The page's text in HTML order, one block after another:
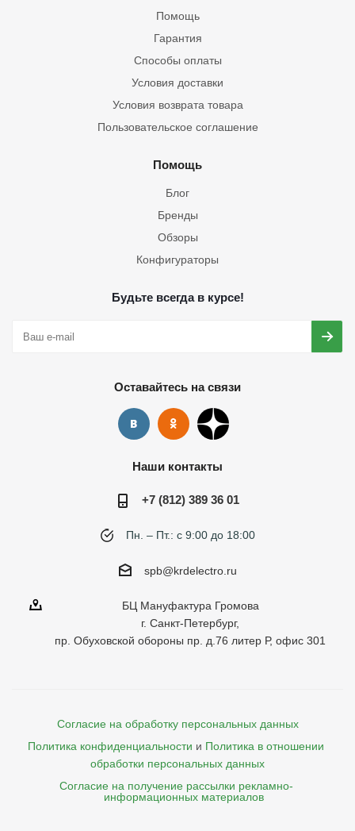
Помощь
Гарантия
Способы оплаты
Условия доставки
Условия возврата товара
Пользовательское соглашение
Помощь
Блог
Бренды
Обзоры
Конфигураторы
Будьте всегда в курсе!
Оставайтесь на связи
Наши контакты
+7 (812) 389 36 01
Пн. – Пт.: с 9:00 до 18:00
spb@krdelectro.ru
БЦ Мануфактура Громова
г. Санкт-Петербург,
пр. Обуховской обороны пр. д.76 литер Р, офис 301
Согласие на обработку персональных данных
Политика конфиденциальности и Политика в отношении
обработки персональных данных
Согласие на получение рассылки рекламно-
    информационных материалов